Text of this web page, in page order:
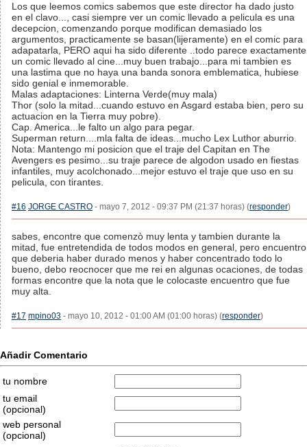
Los que leemos comics sabemos que este director ha dado justo
en el clavo..., casi siempre ver un comic llevado a pelicula es una
decepcion, comenzando porque modifican demasiado los
argumentos, practicamente se basan(lijeramente) en el comic para
adapatarla, PERO aqui ha sido diferente ..todo parece exactamente
un comic llevado al cine...muy buen trabajo...para mi tambien es
una lastima que no haya una banda sonora emblematica, hubiese
sido genial e inmemorable.
Malas adaptaciones: Linterna Verde(muy mala)
Thor (solo la mitad...cuando estuvo en Asgard estaba bien, pero su
actuacion en la Tierra muy pobre).
Cap. America...le falto un algo para pegar.
Superman return....mla falta de ideas...mucho Lex Luthor aburrio.
Nota: Mantengo mi posicion que el traje del Capitan en The
Avengers es pesimo...su traje parece de algodon usado en fiestas
infantiles, muy acolchonado...mejor estuvo el traje que uso en su
pelicula, con tirantes.
#16 JORGE CASTRO - mayo 7, 2012 - 09:37 PM (21:37 horas) (responder)
sabes, encontre que comenzò muy lenta y tambien durante la
mitad, fue entretendida de todos modos en general, pero encuentro
que deberia haber durado menos y haber concentrado todo lo
bueno, debo reocnocer que me rei en algunas ocaciones, de todas
formas encontre que la nota que le colocaste encuentro que fue
muy alta.
#17 mpino03 - mayo 10, 2012 - 01:00 AM (01:00 horas) (responder)
Añadir Comentario
tu nombre
tu email
(opcional)
web personal
(opcional)